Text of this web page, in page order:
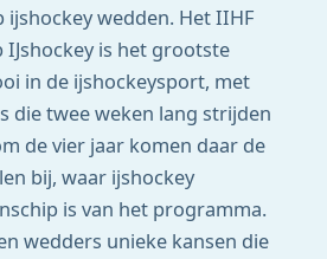
wedden. Het IIHF
is het grootste
in de ijshockeysport, met
die twee weken lang strijden
de vier jaar komen daar de
bij, waar ijshockey
is van het programma.
wedders unieke kansen die